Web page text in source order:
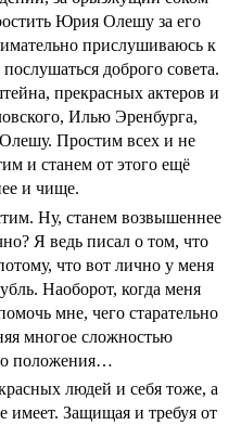
Юрия Олешу за его
прислушиваюсь к
доброго совета.
прекрасных актеров и
Илью Эренбурга,
Простим всех и не
и станем от этого ещё
и чище.
Ну, станем возвышеннее
Я ведь писал о том, что
что вот лично у меня
Наоборот, когда меня
мне, чего старательно
многое сложностью
положения…
людей и себя тоже, а
имеет. Защищая и требуя от